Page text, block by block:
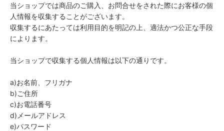
当ショップでは商品のご購入、お問合せをされた際にお客様の個
人情報を収集することがございます。
収集するにあたっては利用目的を明記の上、適法かつ公正な手段
によります。
当ショップで収集する個人情報は以下の通りです。
a)お名前、フリガナ
b)ご住所
c)お電話番号
d)メールアドレス
e)パスワード